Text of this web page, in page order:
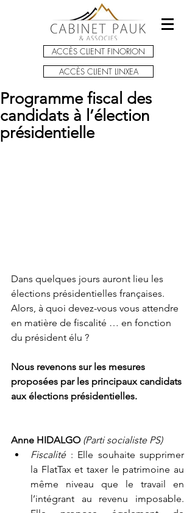
ACCÈS CLIENT FINORION
ACCÈS CLIENT LINXEA
Programme fiscal des
candidats à l’élection
présidentielle
Dans quelques jours auront lieu les
élections présidentielles françaises.
Alors, à quoi devez-vous vous attendre
en matière de fiscalité … en fonction
du président élu ?
Nous revenons sur les mesures
proposées par les principaux candidats
aux élections présidentielles.
Anne HIDALGO (Parti socialiste PS)
Fiscalité : Elle souhaite supprimer
la FlatTax et taxer le patrimoine au
même niveau que le travail en
l’intégrant au revenu imposable.